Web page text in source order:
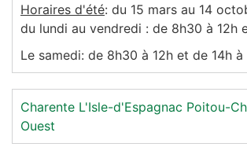
Horaires d'été: du 15 mars au 14
du lundi au vendredi : de 8h30 à 12h
Le samedi: de 8h30 à 12h et de 14h à
Charente L'Isle-d'Espagnac Poitou-
Ouest